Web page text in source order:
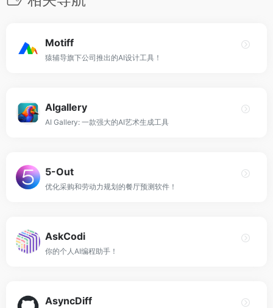
Motiff
猿辅导旗下公司推出的AI设计工具！
AIgallery
AI Gallery: 一款强大的AI艺术生成工具
5-Out
优化采购和劳动力规划的餐厅预测软件！
AskCodi
你的个人AI编程助手！
AsyncDiff